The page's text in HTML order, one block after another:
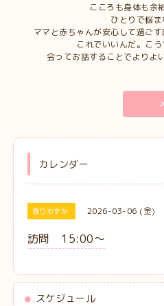
こころも身体も余
ひとりで悩ま
ママと赤ちゃんが安心して過ご
これでいいんだ。こう
会ってお話することでよりよ
カレンダー
残りわずか 2026-03-06 (金)
訪問 15:00〜
スケジュール